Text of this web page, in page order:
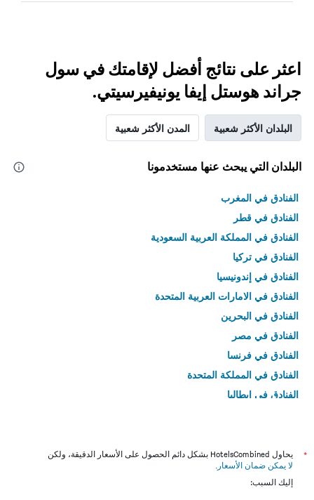
اعثر على نتائج أفضل لإقامتك في سول
جراند هوستل إيفا يونيفيرسيتي.
البلدان الأكثر شعبية المدن الأكثر شعبية
البلدان التي يبحث عنها مستخدمونا
الفنادق في المغرب
الفنادق في قطر
الفنادق في المملكة العربية السعودية
الفنادق في تركيا
الفنادق في إندونيسيا
الفنادق في الامارات العربية المتحدة
الفنادق في البحرين
الفنادق في مصر
الفنادق في فرنسا
الفنادق في المملكة المتحدة
الفنادق في إيطاليا
*
يحاول HotelsCombined بشكل دائم الحصول على الأسعار الدقيقة، ولكن
لا يمكن ضمان الأسعار .
إليك السبب: